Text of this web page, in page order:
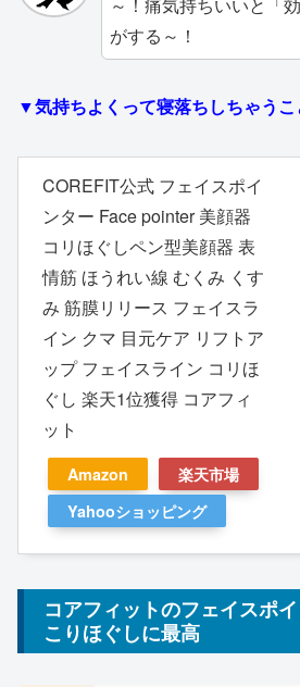
～！痛気持ちいいと「
がする～！
▼気持ちよくって寝落ちしちゃう
COREFIT公式 フェイスポイ
ンター Face pointer 美顔器
コリほぐしペン型美顔器 表
情筋 ほうれい線 むくみ くす
み 筋膜リリース フェイスラ
イン クマ 目元ケア リフトア
ップ フェイスライン コリほ
ぐし 楽天1位獲得 コアフィ
ット
Amazon
楽天市場
Yahooショッピング
コアフィットのフェイスポ
こりほぐしに最高